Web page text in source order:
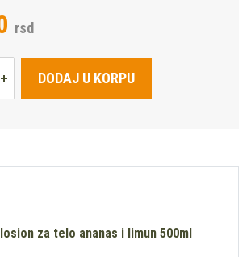
rsd
DODAJ U KORPU
za telo ananas i limun 500ml